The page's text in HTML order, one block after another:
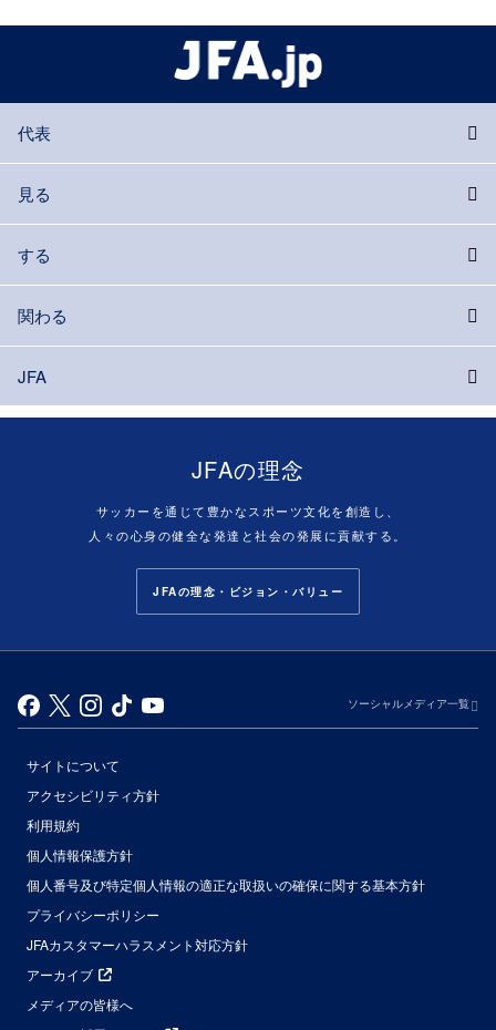
代表
見る
する
関わる
JFA
JFAの理念
サッカーを通じて豊かなスポーツ文化を創造し、
人々の心身の健全な発達と社会の発展に貢献する。
JFAの理念・ビジョン・バリュー
ソーシャルメディア一覧
サイトについて
アクセシビリティ方針
利用規約
個人情報保護方針
個人番号及び特定個人情報の適正な取扱いの確保に関する基本方針
プライバシーポリシー
JFAカスタマーハラスメント対応方針
アーカイブ
メディアの皆様へ